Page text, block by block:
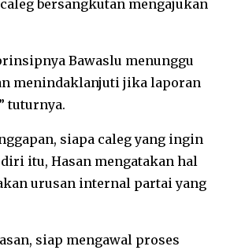
bersangkutan mengajukan
Bawaslu menunggu
menindaklanjuti jika laporan
tuturnya.
siapa caleg yang ingin
itu, Hasan mengatakan hal
urusan internal partai yang
siap mengawal proses